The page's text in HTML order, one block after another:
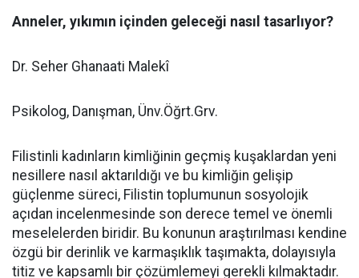
Anneler, yıkımın içinden geleceği nasıl tasarlıyor?
Dr. Seher Ghanaati Malekî
Psikolog, Danışman, Ünv.Öğrt.Grv.
Filistinli kadınların kimliğinin geçmiş kuşaklardan yeni
nesillere nasıl aktarıldığı ve bu kimliğin gelişip
güçlenme süreci, Filistin toplumunun sosyolojik
açıdan incelenmesinde son derece temel ve önemli
meselelerden biridir. Bu konunun araştırılması kendine
özgü bir derinlik ve karmaşıklık taşımakta, dolayısıyla
titiz ve kapsamlı bir çözümlemeyi gerekli kılmaktadır.